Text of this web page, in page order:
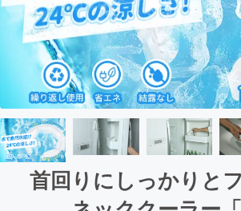
首回りにしっかりとフ